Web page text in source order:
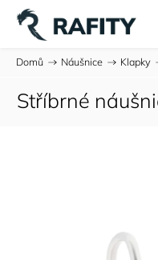
Domů / Náušnice / Klapky /
Stříbrné